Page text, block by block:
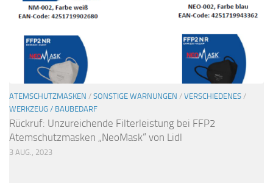
ATEMSCHUTZMASKEN / SONSTIGE WARNUNGEN / VERSCHIEDENES /
WERKZEUG / BAUBEDARF
Rückruf: Unzureichende Filterleistung bei FFP2
Atemschutzmasken „NeoMask“ von Lidl
3 AUG., 2023